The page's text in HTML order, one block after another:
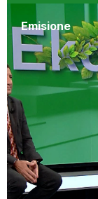
Emisione